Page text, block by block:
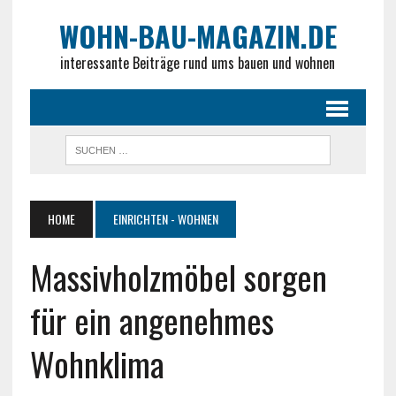
WOHN-BAU-MAGAZIN.DE
interessante Beiträge rund ums bauen und wohnen
HOME EINRICHTEN - WOHNEN
Massivholzmöbel sorgen
für ein angenehmes
Wohnklima